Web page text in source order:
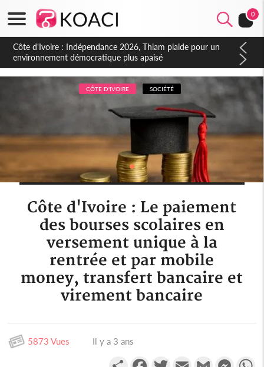
0
Côte d'Ivoire : Concours INFAS 2026, les convocations
seront disponibles à compter du samedi
CÔTE D'IVOIRE SOCIÉTÉ
Côte d'Ivoire : Le paiement
des bourses scolaires en
versement unique à la
rentrée et par mobile
money, transfert bancaire et
virement bancaire
5873 Vues Il y a 3 ans
PartagerFacebookTwitterEmail Gmail